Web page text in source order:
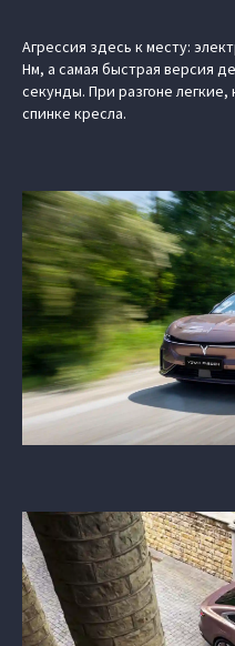
Агрессия здесь к месту:
Нм, а самая быстрая версия
секунды. При разгоне
спинке кресла.